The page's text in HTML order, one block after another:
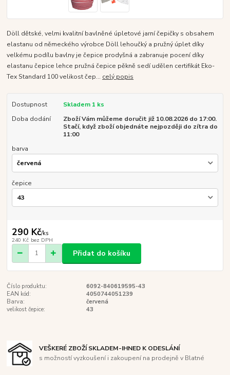
Döll dětské, velmi kvalitní bavlněné úpletové jarní čepičky s obsahem
elastanu od německého výrobce Döll lehoučký a pružný úplet díky
velkému podílu bavlny je čepice prodyšná a zabranuje pocení díky
elastanu čepice lehce pružná čepice pěkně sedí udělen certifikát Eko-
Tex Standard 100 velikost čep... celý popis
Dostupnost
Skladem 1 ks
Doba dodání
Zboží Vám můžeme doručit již 10.08.2026 do 17:00.
Stačí, když zboží objednáte nejpozději do zítra do
11:00
barva
čepice
290 Kč/ks
240 Kč bez DPH
Přidat do košíku
Číslo produktu:
6092-840619595-43
EAN kód:
4050744051239
Barva:
červená
velikost čepice:
43
VEŠKERÉ ZBOŽÍ SKLADEM-IHNED K ODESLÁNÍ
s možností vyzkoušení i zakoupení na prodejně v Blatné